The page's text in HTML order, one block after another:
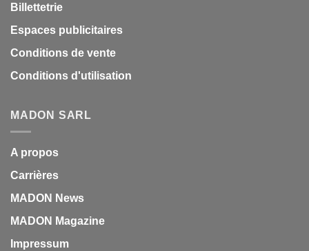
Billettetrie
Espaces publicitaires
Conditions de vente
Conditions d'utilisation
MADON SARL
A propos
Carrières
MADON News
MADON Magazine
Impressum